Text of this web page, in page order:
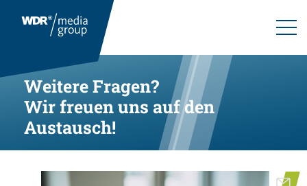
Weitere Fragen?
Wir freuen uns auf den
Austausch!